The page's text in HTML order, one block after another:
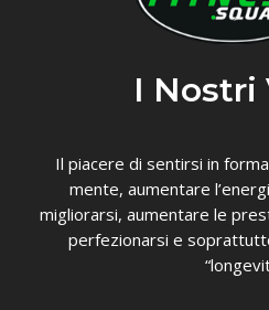
I Nostri
Il piacere di sentirsi in
mente, aumentare
migliorarsi, aumentare le
perfezionarsi e